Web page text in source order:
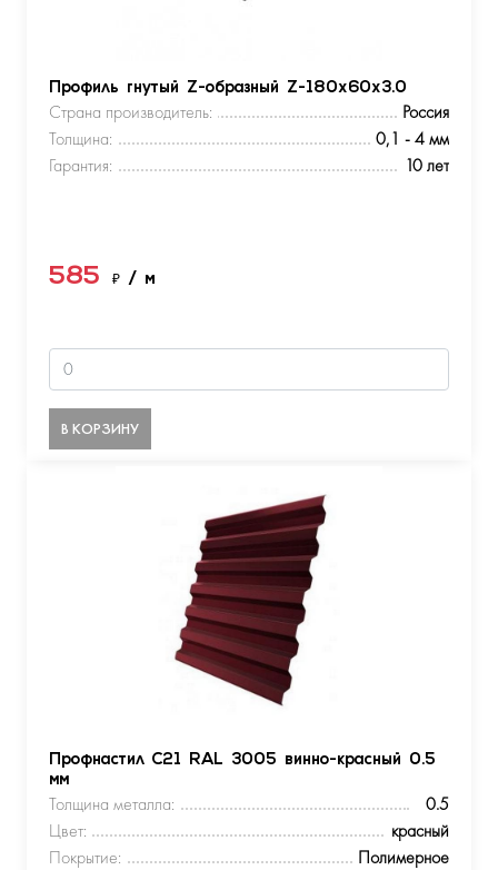
Профиль гнутый Z-образный Z-180х60х3.0
Страна производитель:
Россия
Толщина:
0,1 - 4 мм
Гарантия:
10 лет
585 ₽ / м
В КОРЗИНУ
Профнастил С21 RAL 3005 винно-красный 0.5
мм
Толщина металла:
0.5
Цвет:
красный
Покрытие:
Полимерное